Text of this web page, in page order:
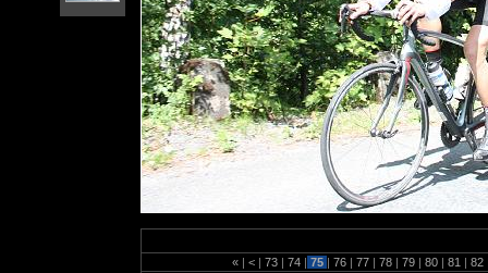
« | < | 73 | 74 | 75 | 76 | 77 | 78 | 79 | 80 | 81 | 82